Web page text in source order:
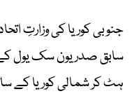
جنوبی کوریا کی وزارتِ
سابق صدر یون سک یول
ہٹ کر شمالی کوریا کے